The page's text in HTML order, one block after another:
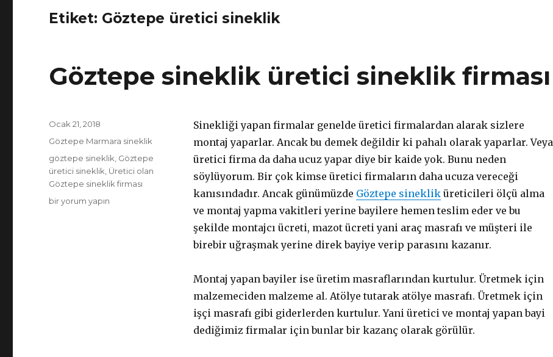
Etiket: Göztepe üretici sineklik
Göztepe sineklik üretici sineklik firması
Sinekliği yapan firmalar genelde üretici firmalardan alarak sizlere
montaj yaparlar. Ancak bu demek değildir ki pahalı olarak yaparlar. Veya
üretici firma da daha ucuz yapar diye bir kaide yok. Bunu neden
söylüyorum. Bir çok kimse üretici firmaların daha ucuza vereceği
kanısındadır. Ancak günümüzde Göztepe sinekliküreticileri ölçü alma
ve montaj yapma vakitleri yerine bayilere hemen teslim eder ve bu
şekilde montajcı ücreti, mazot ücreti yani araç masrafı ve müşteri ile
birebir uğraşmak yerine direk bayiye verip parasını kazanır.
Montaj yapan bayiler ise üretim masraflarından kurtulur. Üretmek için
malzemeciden malzeme al. Atölye tutarak atölye masrafı. Üretmek için
işçi masrafı gibi giderlerden kurtulur. Yani üretici ve montaj yapan bayi
dediğimiz firmalar için bunlar bir kazanç olarak görülür.
Yayın
tarihi
Ocak 21, 2018
Kategoriler
Göztepe Marmara sineklik
Etiketler
göztepe sineklik Göztepe
üretici sineklik Üretici olan
Göztepe sineklik firması
Göztepe
bir yorum yapın